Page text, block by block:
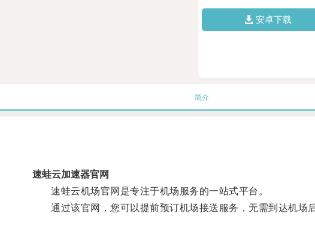
安卓下载
简介
速蛙云加速器官网
速蛙云机场官网是专注于机场服务的一站式平台。
通过该官网，您可以提前预订机场接送服务，无需到达机场后